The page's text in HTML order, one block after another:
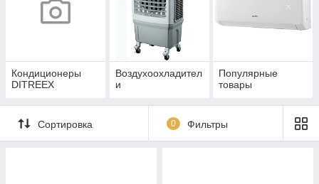
Кондиционеры
DITREEX
Воздухоохладител
и
Популярные
товары
Сортировка 0 Фильтры